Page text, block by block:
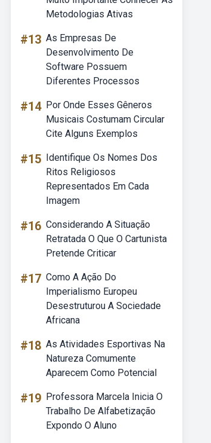
Metodologias Ativas
#13 As Empresas De
Desenvolvimento De
Software Possuem
Diferentes Processos
#14 Por Onde Esses Gêneros
Musicais Costumam Circular
Cite Alguns Exemplos
#15 Identifique Os Nomes Dos
Ritos Religiosos
Representados Em Cada
Imagem
#16 Considerando A Situação
Retratada O Que O Cartunista
Pretende Criticar
#17 Como A Ação Do
Imperialismo Europeu
Desestruturou A Sociedade
Africana
#18 As Atividades Esportivas Na
Natureza Comumente
Aparecem Como Potencial
#19 Professora Marcela Inicia O
Trabalho De Alfabetização
Expondo O Aluno